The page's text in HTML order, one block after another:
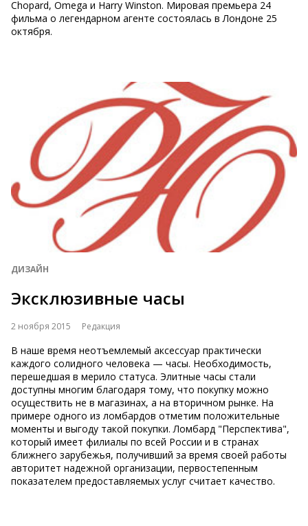
Chopard, Omega и Harry Winston. Мировая премьера 24
фильма о легендарном агенте состоялась в Лондоне 25
октября.
ДИЗАЙН
Эксклюзивные часы
2 ноября 2015 Редакция
В наше время неотъемлемый аксессуар практически
каждого солидного человека — часы. Необходимость,
перешедшая в мерило статуса. Элитные часы стали
доступны многим благодаря тому, что покупку можно
осуществить не в магазинах, а на вторичном рынке. На
примере одного из ломбардов отметим положительные
моменты и выгоду такой покупки. Ломбард "Перспектива",
который имеет филиалы по всей России и в странах
ближнего зарубежья, получивший за время своей работы
авторитет надежной организации, первостепенным
показателем предоставляемых услуг считает качество.